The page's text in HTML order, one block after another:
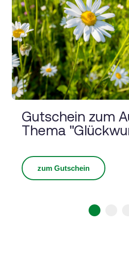
Gutschein zum
Thema
zum Gutschein